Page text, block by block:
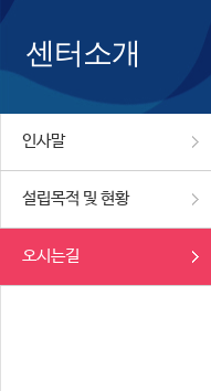
센터소개
인사말
설립목적 및 현황
오시는길